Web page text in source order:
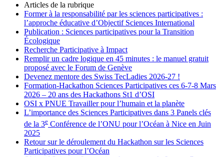
Articles de la rubrique
Former à la responsabilité par les sciences participatives :
l’approche éducative d’Objectif Sciences International
Publication : Sciences participatives pour la Transition
Écologique
Recherche Participative à Impact
Remplir un cadre logique en 45 minutes : le manuel gratuit
proposé avec le Forum de Genève
Devenez mentore des Swiss TecLadies 2026-27 !
Formation-Hackathon Sciences Participatives ces 6-7-8 Mars
2026 – 20 ans des Hackathons St1 d’OSI
OSI x PNUE Travailler pour l’humain et la planète
L’importance des Sciences Participatives dans 3 Panels clés
de la 3e Conférence de l’ONU pour l’Océan à Nice en Juin
2025
Retour sur le déroulement du Hackathon sur les Sciences
Participatives pour l’Océan